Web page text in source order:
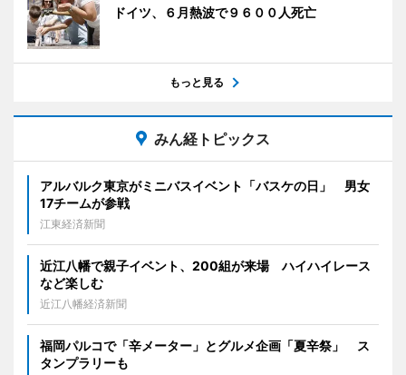
ドイツ、６月熱波で９６００人死亡
もっと見る
みん経トピックス
アルバルク東京がミニバスイベント「バスケの日」 男女
17チームが参戦
江東経済新聞
近江八幡で親子イベント、200組が来場 ハイハイレース
など楽しむ
近江八幡経済新聞
福岡パルコで「辛メーター」とグルメ企画「夏辛祭」 ス
タンプラリーも